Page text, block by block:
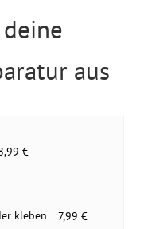
aus
€
kleben
7,99 €